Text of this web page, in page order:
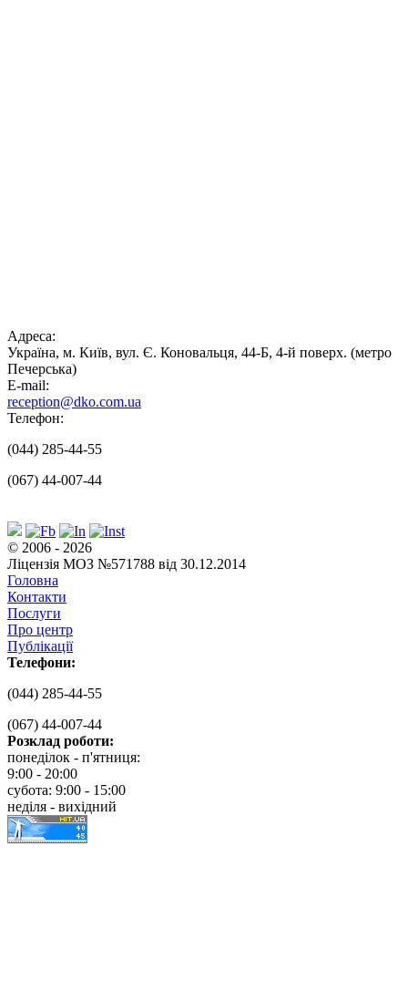
Адреса:
Україна, м. Київ, вул. Є. Коновальця, 44-Б, 4-й поверх. (метро
Печерська)
E-mail:
reception@dko.com.ua
Телефон:
(044) 285-44-55
(067) 44-007-44
© 2006 - 2026
Ліцензія МОЗ №571788 від 30.12.2014
Головна
Контакти
Послуги
Про центр
Публікації
Телефони:
(044) 285-44-55
(067) 44-007-44
Розклад роботи:
понеділок - п'ятниця:
9:00 - 20:00
субота: 9:00 - 15:00
неділя - вихідний